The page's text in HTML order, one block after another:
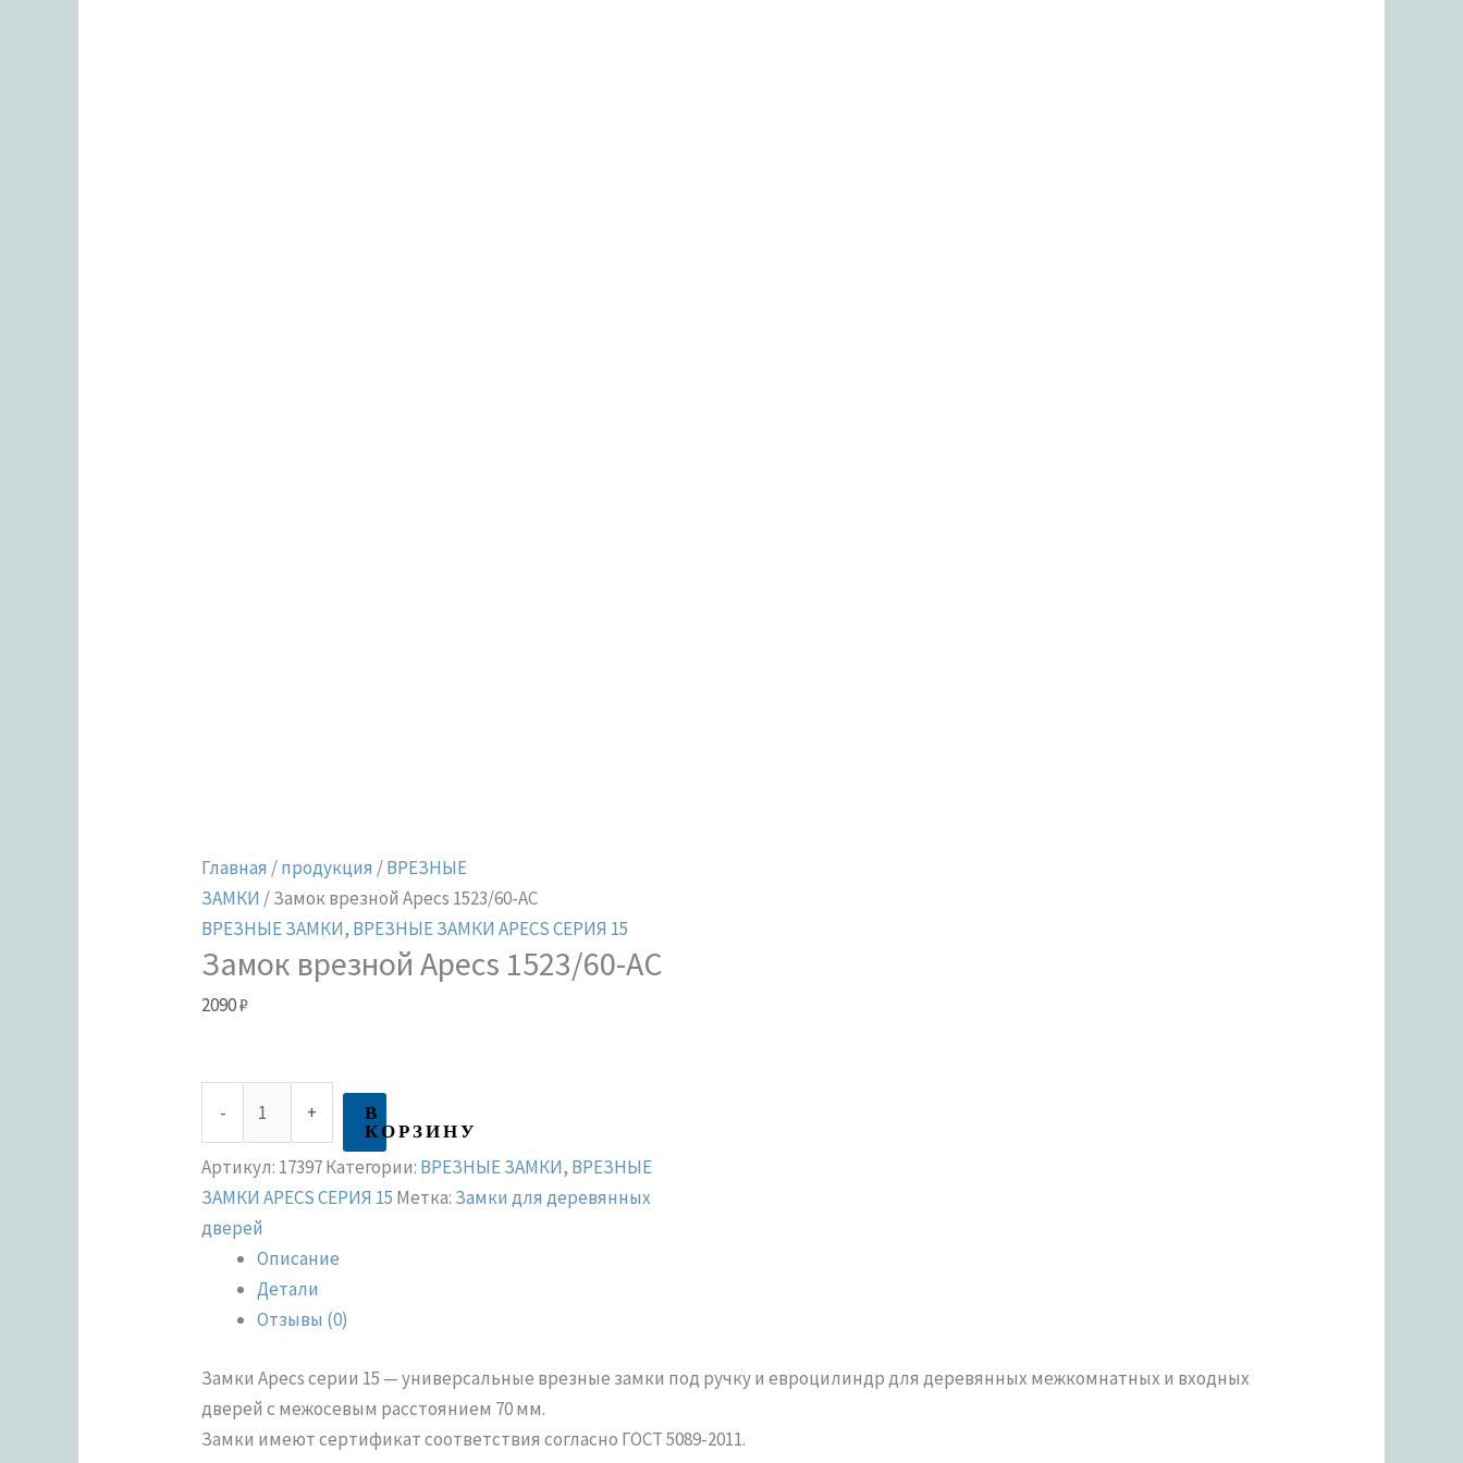
Главная /продукция /ВРЕЗНЫЕ
ЗАМКИ / Замок врезной Apecs 1523/60-AC
ВРЕЗНЫЕ ЗАМКИ, ВРЕЗНЫЕ ЗАМКИ APECS СЕРИЯ 15
Замок врезной Apecs 1523/60-AC
2090₽
- + В
КОРЗИНУ
Артикул: 17397Категории: ВРЕЗНЫЕ ЗАМКИ, ВРЕЗНЫЕ
ЗАМКИ APECS СЕРИЯ 15 Метка: Замки для деревянных
дверей
Описание
Детали
Отзывы (0)
Замки Apecs серии 15 — универсальные врезные замки под ручку и евроцилиндр для деревянных межкомнатных и входных
дверей с межосевым расстоянием 70 мм.
Замки имеют сертификат соответствия согласно ГОСТ 5089-2011.